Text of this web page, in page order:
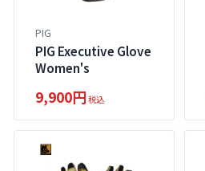
PIG
PIG Executive Glove
Women's
9,900円税込